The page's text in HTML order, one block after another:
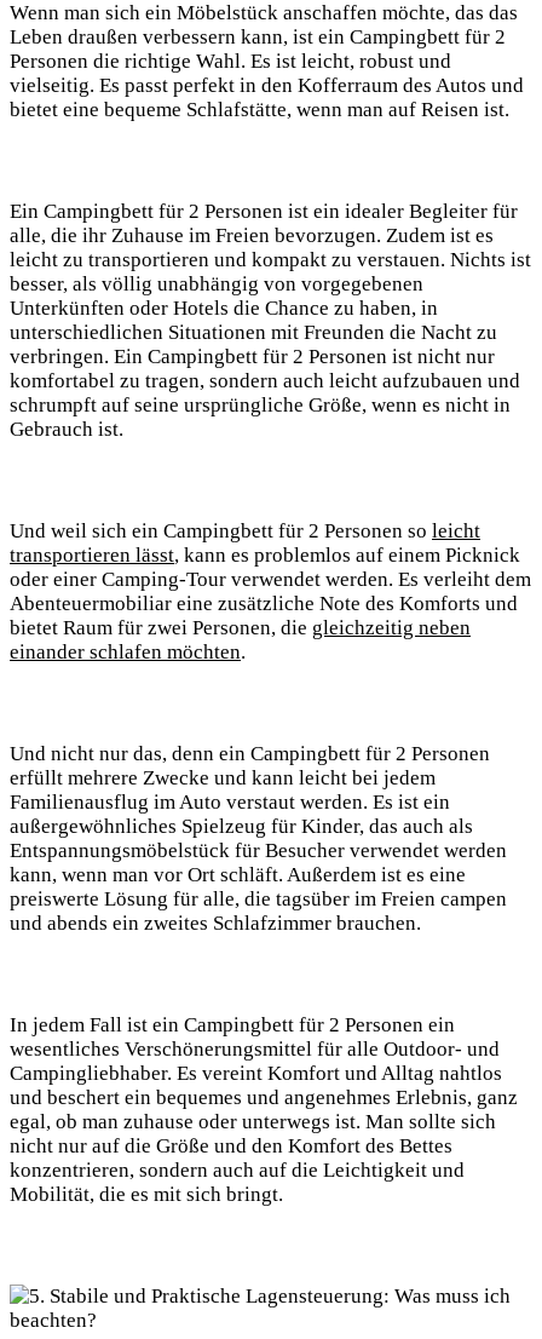
Wenn man sich ein Möbelstück anschaffen möchte, das das
Leben draußen verbessern kann, ist ein Campingbett für 2
Personen die richtige Wahl. Es ist leicht, robust und
vielseitig. Es passt perfekt in den Kofferraum des Autos und
bietet eine bequeme Schlafstätte, wenn man auf Reisen ist.
Ein Campingbett für 2 Personen ist ein idealer Begleiter für
alle, die ihr Zuhause im Freien bevorzugen. Zudem ist es
leicht zu transportieren und kompakt zu verstauen. Nichts ist
besser, als völlig unabhängig von vorgegebenen
Unterkünften oder Hotels die Chance zu haben, in
unterschiedlichen Situationen mit Freunden die Nacht zu
verbringen. Ein Campingbett für 2 Personen ist nicht nur
komfortabel zu tragen, sondern auch leicht aufzubauen und
schrumpft auf seine ursprüngliche Größe, wenn es nicht in
Gebrauch ist.
Und weil sich ein Campingbett für 2 Personen so leicht
transportieren lässt, kann es problemlos auf einem Picknick
oder einer Camping-Tour verwendet werden. Es verleiht dem
Abenteuermobiliar eine zusätzliche Note des Komforts und
bietet Raum für zwei Personen, die gleichzeitig neben
einander schlafen möchten.
Und nicht nur das, denn ein Campingbett für 2 Personen
erfüllt mehrere Zwecke und kann leicht bei jedem
Familienausflug im Auto verstaut werden. Es ist ein
außergewöhnliches Spielzeug für Kinder, das auch als
Entspannungsmöbelstück für Besucher verwendet werden
kann, wenn man vor Ort schläft. Außerdem ist es eine
preiswerte Lösung für alle, die tagsüber im Freien campen
und abends ein zweites Schlafzimmer brauchen.
In jedem Fall ist ein Campingbett für 2 Personen ein
wesentliches Verschönerungsmittel für alle Outdoor- und
Campingliebhaber. Es vereint Komfort und Alltag nahtlos
und beschert ein bequemes und angenehmes Erlebnis, ganz
egal, ob man zuhause oder unterwegs ist. Man sollte sich
nicht nur auf die Größe und den Komfort des Bettes
konzentrieren, sondern auch auf die Leichtigkeit und
Mobilität, die es mit sich bringt.